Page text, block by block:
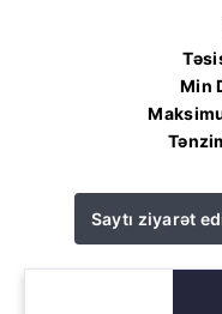
Min
Saytı ziyarət